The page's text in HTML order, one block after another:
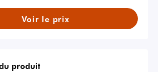
Voir le prix
produit